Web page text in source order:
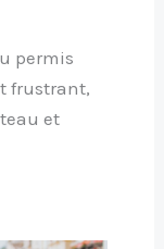
permis
frustrant,
et